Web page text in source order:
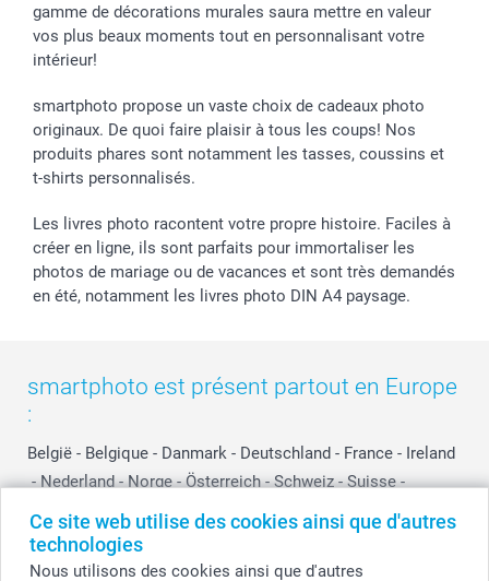
Ce site web utilise des cookies ainsi que d'autres
technologies
Nous utilisons des cookies ainsi que d'autres
gamme de décorations murales saura mettre en valeur
vos plus beaux moments tout en personnalisant votre
intérieur!
smartphoto propose un vaste choix de cadeaux photo
originaux. De quoi faire plaisir à tous les coups! Nos
produits phares sont notamment les tasses, coussins et
t-shirts personnalisés.
Les livres photo racontent votre propre histoire. Faciles à
créer en ligne, ils sont parfaits pour immortaliser les
photos de mariage ou de vacances et sont très demandés
en été, notamment les livres photo DIN A4 paysage.
smartphoto est présent partout en Europe
:
België - Belgique - Danmark - Deutschland - France - Ireland
- Nederland - Norge - Österreich - Schweiz - Suisse -
Switzerland
Suomi Sverige United Kingdom
Other Countries